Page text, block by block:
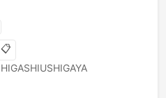
📋
HIGASHIUSHIGAYA